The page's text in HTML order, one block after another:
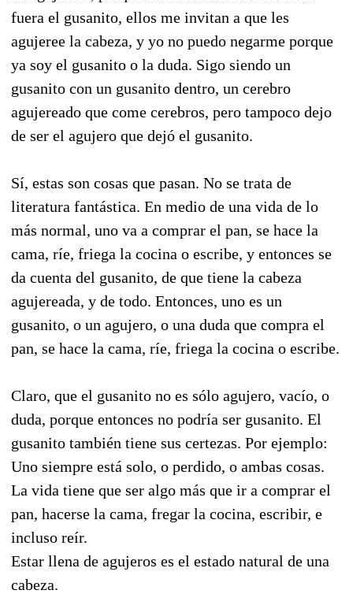
fuera el gusanito, ellos me invitan a que les
agujeree la cabeza, y yo no puedo negarme porque
ya soy el gusanito o la duda. Sigo siendo un
gusanito con un gusanito dentro, un cerebro
agujereado que come cerebros, pero tampoco dejo
de ser el agujero que dejó el gusanito.
Sí, estas son cosas que pasan. No se trata de
literatura fantástica. En medio de una vida de lo
más normal, uno va a comprar el pan, se hace la
cama, ríe, friega la cocina o escribe, y entonces se
da cuenta del gusanito, de que tiene la cabeza
agujereada, y de todo. Entonces, uno es un
gusanito, o un agujero, o una duda que compra el
pan, se hace la cama, ríe, friega la cocina o escribe.
Claro, que el gusanito no es sólo agujero, vacío, o
duda, porque entonces no podría ser gusanito. El
gusanito también tiene sus certezas. Por ejemplo:
Uno siempre está solo, o perdido, o ambas cosas.
La vida tiene que ser algo más que ir a comprar el
pan, hacerse la cama, fregar la cocina, escribir, e
incluso reír.
Estar llena de agujeros es el estado natural de una
cabeza.